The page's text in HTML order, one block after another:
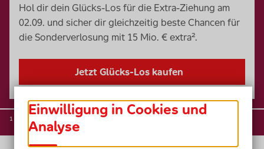
Hol dir dein Glücks-Los für die Extra-Ziehung am
02.09. und sicher dir gleichzeitig beste Chancen für
die Sonderverlosung mit 15 Mio. € extra².
Jetzt Glücks-Los kaufen
¹ ² Weitere Informationen:
Einwilligung in Cookies und
Analyse